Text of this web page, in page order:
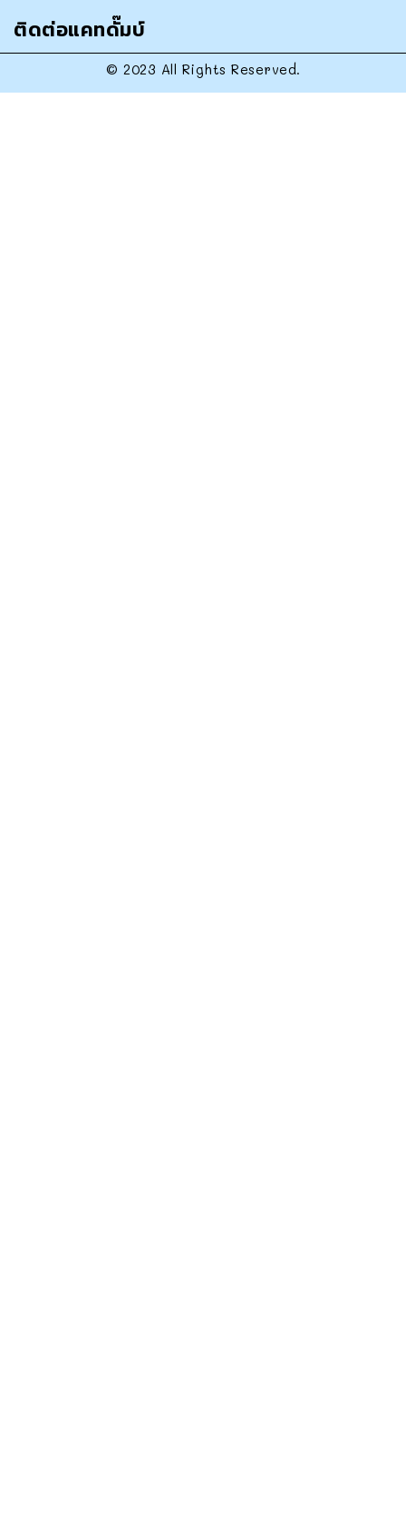
ติดต่อแคทดั๊มบ์
© 2023 All Rights Reserved.